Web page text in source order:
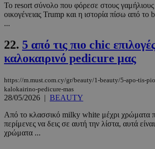
Το resort σύνολο που φόρεσε στους
οικογένειας Trump και η ιστορία πίσω από το
...
22. 5 από τις πιο chic
καλοκαιρινό pedicure μας
https://m.must.com.cy/gr/beauty/1-beauty/5-apo-tis-
kalokairino-pedicure-mas
28/05/2026 | BEAUTY
Από το κλασσικό milky white μέχρι χρώματα
περίμενες να δεις σε αυτή την λίστα, αυτά
χρώματα ...
__cf_bm